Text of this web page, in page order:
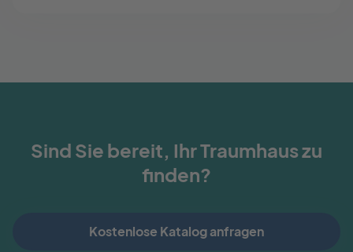
Sind Sie bereit, Ihr Traumhaus zu
finden?
Kostenlose Katalog anfragen